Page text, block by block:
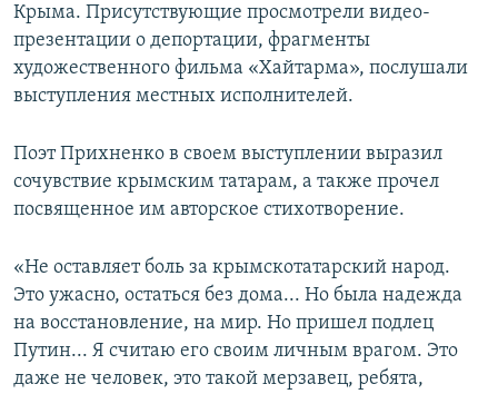
Крыма. Присутствующие просмотрели видео-
презентации о депортации, фрагменты
художественного фильма «Хайтарма», послушали
выступления местных исполнителей.
Поэт Прихненко в своем выступлении выразил
сочувствие крымским татарам, а также прочел
посвященное им авторское стихотворение.
«Не оставляет боль за крымскотатарский народ.
Это ужасно, остаться без дома... Но была надежда
на восстановление, на мир. Но пришел подлец
Путин... Я считаю его своим личным врагом. Это
даже не человек, это такой мерзавец, ребята,